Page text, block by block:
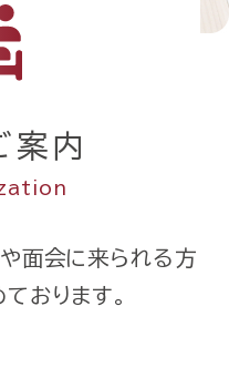
案内
面会に来られる方
おります。